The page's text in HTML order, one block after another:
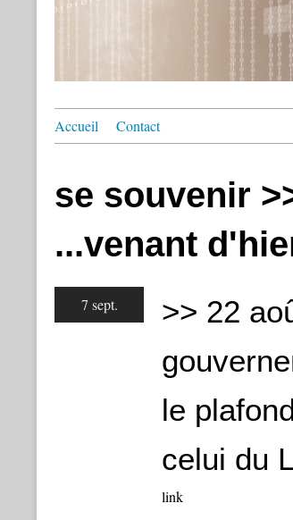
Accueil Contact
se souvenir
...venant
7 sept.
>> 22
le
celui du
link